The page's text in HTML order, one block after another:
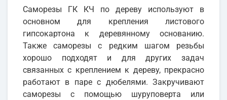
Саморезы ГК КЧ по дереву используют в
основном для крепления листового
гипсокартона к деревянному основанию.
Также саморезы с редким шагом резьбы
хорошо подходят и для других задач
связанных с креплением к дереву, прекрасно
работают в паре с дюбелями. Закручивают
саморезы с помощью шуруповерта или